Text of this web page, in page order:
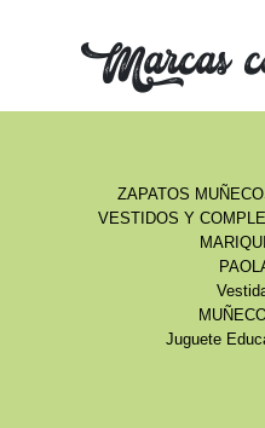
Marcas
ZAPATOS
VESTIDOS Y
Juguete